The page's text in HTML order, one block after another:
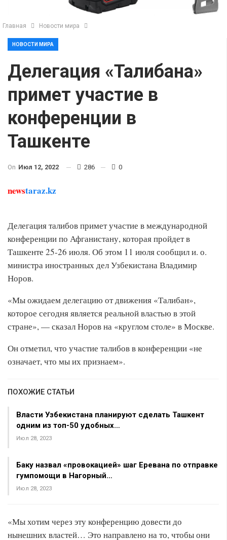
Главная Новости мира
НОВОСТИ МИРА
Делегация «Талибана»
примет участие в
конференции в
Ташкенте
On Июл 12, 2022 286 0
newstaraz.kz
Делегация талибов примет участие в международной
конференции по Афганистану, которая пройдет в
Ташкенте 25-26 июля. Об этом 11 июля сообщил и. о.
министра иностранных дел Узбекистана Владимир
Норов.
«Мы ожидаем делегацию от движения «Талибан»,
которое сегодня является реальной властью в этой
стране», — сказал Норов на «круглом столе» в Москве.
Он отметил, что участие талибов в конференции «не
означает, что мы их признаем».
ПОХОЖИЕ СТАТЬИ
Власти Узбекистана планируют сделать Ташкент
одним из топ-50 удобных…
Июл 28, 2023
Баку назвал «провокацией» шаг Еревана по отправке
гумпомощи в Нагорный…
Июл 28, 2023
«Мы хотим через эту конференцию довести до
нынешних властей… Это направлено на то, чтобы они